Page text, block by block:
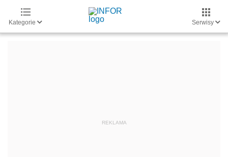
Kategorie Serwisy